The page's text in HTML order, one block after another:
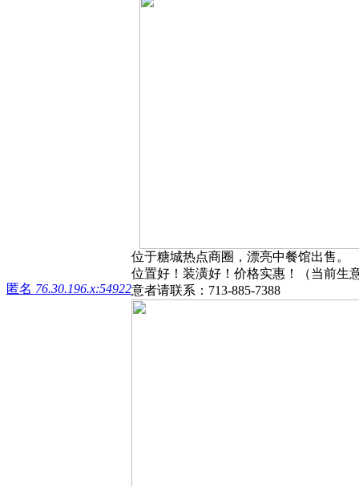
匿名 76.30.196.x:54922
位于糖城热点商圈，漂亮中餐馆出售。
位置好！装潢好！价格实惠！（当前生
意者请联系：713-885-7388